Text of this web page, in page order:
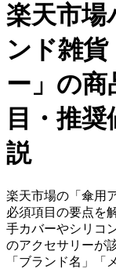
楽天市場
ンド雑貨
ー」 の商
目・推
説
楽天市場の「傘用
必須項目の要点を
手カバーやシリコ
のアクセサリーが
「ブランド名」「